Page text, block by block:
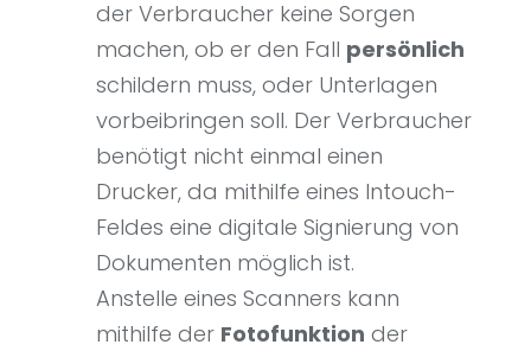
der Verbraucher keine Sorgen
machen, ob er den Fall persönlich
schildern muss, oder Unterlagen
vorbeibringen soll. Der Verbraucher
benötigt nicht einmal einen
Drucker, da mithilfe eines Intouch-
Feldes eine digitale Signierung von
Dokumenten möglich ist.
Anstelle eines Scanners kann
mithilfe der Fotofunktion der